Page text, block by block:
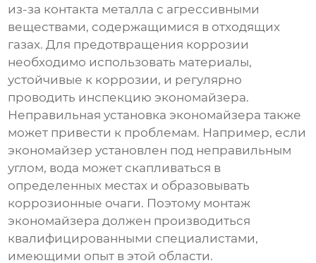
из-за контакта металла с агрессивными
веществами, содержащимися в отходящих
газах. Для предотвращения коррозии
необходимо использовать материалы,
устойчивые к коррозии, и регулярно
проводить инспекциюэкономайзера.
Неправильная установкаэкономайзера также
может привести к проблемам. Например, если
экономайзер установлен под неправильным
углом, вода может скапливаться в
определенных местах и образовывать
коррозионные очаги. Поэтому монтаж
экономайзера должен производиться
квалифицированными специалистами,
имеющими опыт в этой области.